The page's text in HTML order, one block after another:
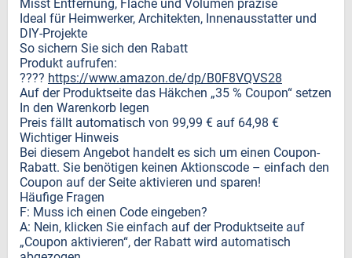
Misst Entfernung, Fläche und Volumen präzise
Ideal für Heimwerker, Architekten, Innenausstatter und
DIY-Projekte
So sichern Sie sich den Rabatt
Produkt aufrufen:
???? https://www.amazon.de/dp/B0F8VQVS28
Auf der Produktseite das Häkchen „35 % Coupon“ setzen
In den Warenkorb legen
Preis fällt automatisch von 99,99 € auf 64,98 €
Wichtiger Hinweis
Bei diesem Angebot handelt es sich um einen Coupon-
Rabatt. Sie benötigen keinen Aktionscode – einfach den
Coupon auf der Seite aktivieren und sparen!
Häufige Fragen
F: Muss ich einen Code eingeben?
A: Nein, klicken Sie einfach auf der Produktseite auf
„Coupon aktivieren“, der Rabatt wird automatisch